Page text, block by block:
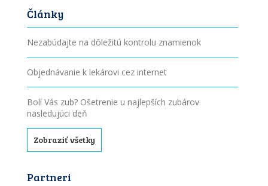
Články
Nezabúdajte na dôležitú kontrolu znamienok
Objednávanie k lekárovi cez internet
Bolí Vás zub? Ošetrenie u najlepších zubárov
nasledujúci deň
Zobraziť všetky
Partneri